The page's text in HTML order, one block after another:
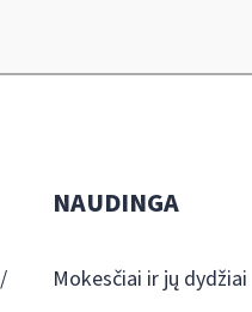
NAUDINGA
Mokesčiai ir jų dydžiai